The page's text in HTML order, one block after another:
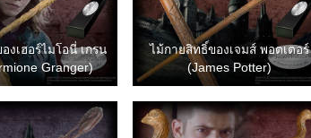
งเฮอร์ไมโอนี่ เกรน
Granger)
ไม้กายสิทธิ์ของเจมส์ พอตเตอร์
(James Potter)